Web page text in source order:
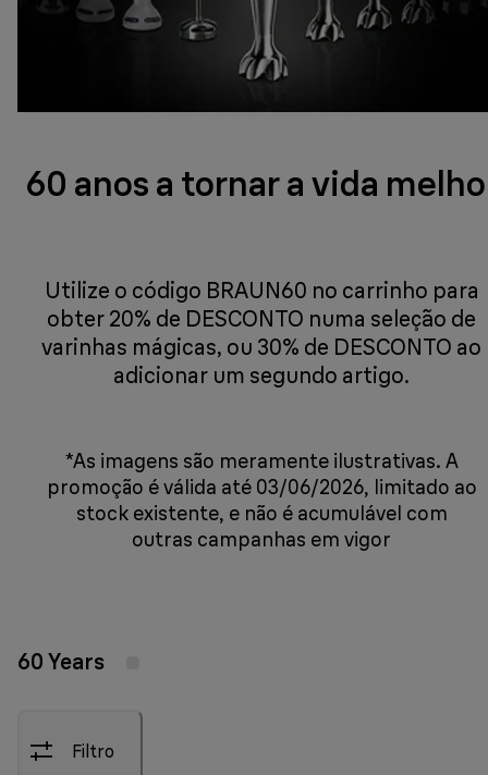
60 anos a tornar a vida
Utilize o código BRAUN60 no carrinho para
obter 20% de DESCONTO numa seleção de
varinhas mágicas, ou 30% de DESCONTO ao
adicionar um segundo artigo.
*As imagens são meramente ilustrativas. A
promoção é válida até 03/06/2026, limitado ao
stock existente, e não é acumulável com
outras campanhas em vigor
60 Years
Filtro